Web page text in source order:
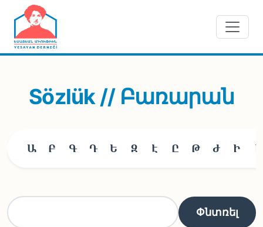
Skip to main content
Sözlük // Բառարան
Ա Բ Գ Դ Ե Զ Է Ը Թ Ժ Ի Լ